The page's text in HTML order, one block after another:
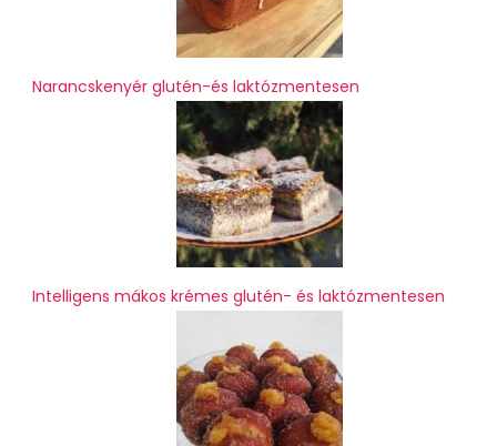
Narancskenyér glutén-és laktózmentesen
Intelligens mákos krémes glutén- és laktózmentesen